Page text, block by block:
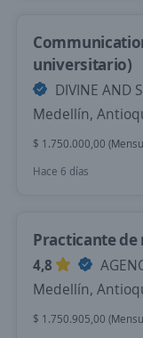
universitario)
DIVINE AND
Medellín,
$ 1.750.000,00
Hace 6 días
Practicante de
4,8
Medellín,
$ 1.750.905,00